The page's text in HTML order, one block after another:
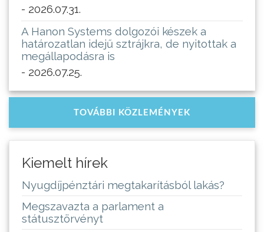
- 2026.07.31.
A Hanon Systems dolgozói készek a
határozatlan idejű sztrájkra, de nyitottak a
megállapodásra is
- 2026.07.25.
TOVÁBBI KÖZLEMÉNYEK
Kiemelt hírek
Nyugdíjpénztári megtakarításból lakás?
Megszavazta a parlament a
státusztörvényt